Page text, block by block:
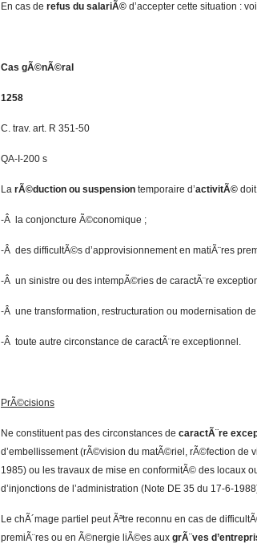
En cas de refus du salariÃ© d’accepter cette situation :
Cas gÃ©nÃ©ral
1258
C. trav. art. R 351-50
QA-I-200 s
La rÃ©duction ou suspension temporaire d’activitÃ©
-Â la conjoncture Ã©conomique ;
-Â des difficultÃ©s d’approvisionnement en matiÃ¨res
-Â un sinistre ou des intempÃ©ries de caractÃ¨re
-Â une transformation, restructuration ou modernisation de
-Â toute autre circonstance de caractÃ¨re exceptionnel.
PrÃ©cisions
Ne constituent pas des circonstances de caractÃ¨re
d’embellissement (rÃ©vision du matÃ©riel, rÃ©fection de
1985) ou les travaux de mise en conformitÃ© des locaux
d’injonctions de l’administration (Note DE 35 du 17-6-
Le chÃ´mage partiel peut Ãªtre reconnu en cas de
premiÃ¨res ou en Ã©nergie liÃ©es aux grÃ¨ves